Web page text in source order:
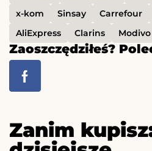
x-kom
Sinsay Carrefour
AliExpress
Clarins Modivo
Zaoszczędziłeś?
Zanim